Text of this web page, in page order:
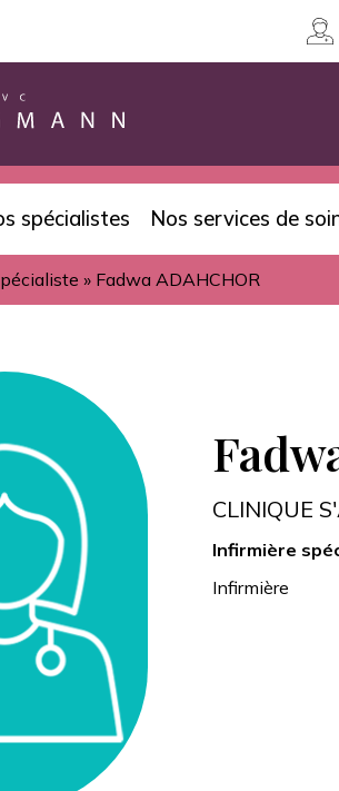
spécialistes Nos services de
Fadwa ADAHCHOR
CLINIQUE
Infirmière
Infirmière